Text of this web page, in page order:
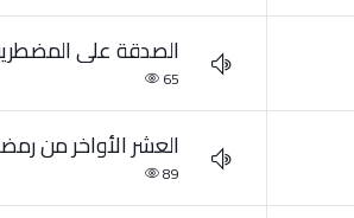
الصدقة على
65
العشر الأواخر من
89